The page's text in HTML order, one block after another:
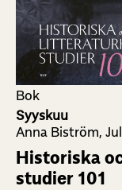
Bok
Syyskuu
Anna Biström,
Historiska
studier 101